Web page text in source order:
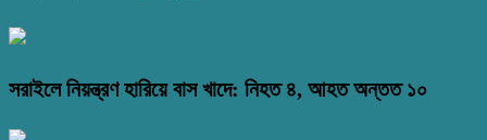
সরাইলে নিয়ন্ত্রণ হারিয়ে বাস খাদে: নিহত ৪, আহত অন্তত ১০